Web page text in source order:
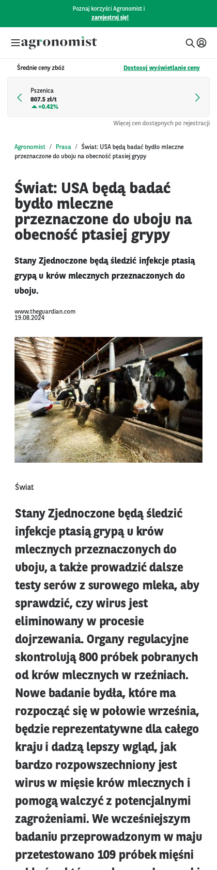
Poznaj korzyści Agronomist i
zarejestruj się!
Średnie ceny zbóż Dostosuj wyświetlanie ceny
Pszenica
807.5 zł/t
+0.42%
Więcej cen dostępnych po rejestracji
Agronomist Prasa
Świat: USA będą badać bydło mleczne
przeznaczone do uboju na obecność ptasiej grypy
Świat: USA będą badać
bydło mleczne
przeznaczone do uboju na
obecność ptasiej grypy
Stany Zjednoczone będą śledzić infekcje ptasią
grypą u krów mlecznych przeznaczonych do
uboju.
www.theguardian.com
19.08.2024
Świat
Stany Zjednoczone będą śledzić
infekcje ptasią grypą u krów
mlecznych przeznaczonych do
uboju, a także prowadzić dalsze
testy serów z surowego mleka, aby
sprawdzić, czy wirus jest
eliminowany w procesie
dojrzewania. Organy regulacyjne
skontrolują 800 próbek pobranych
od krów mlecznych w rzeźniach.
Nowe badanie bydła, które ma
rozpocząć się w połowie września,
będzie reprezentatywne dla całego
kraju i dadzą lepszy wgląd, jak
bardzo rozpowszechniony jest
wirus w mięsie krów mlecznych i
pomogą walczyć z potencjalnymi
zagrożeniami. We wcześniejszym
badaniu przeprowadzonym w maju
przetestowano 109 próbek mięśni